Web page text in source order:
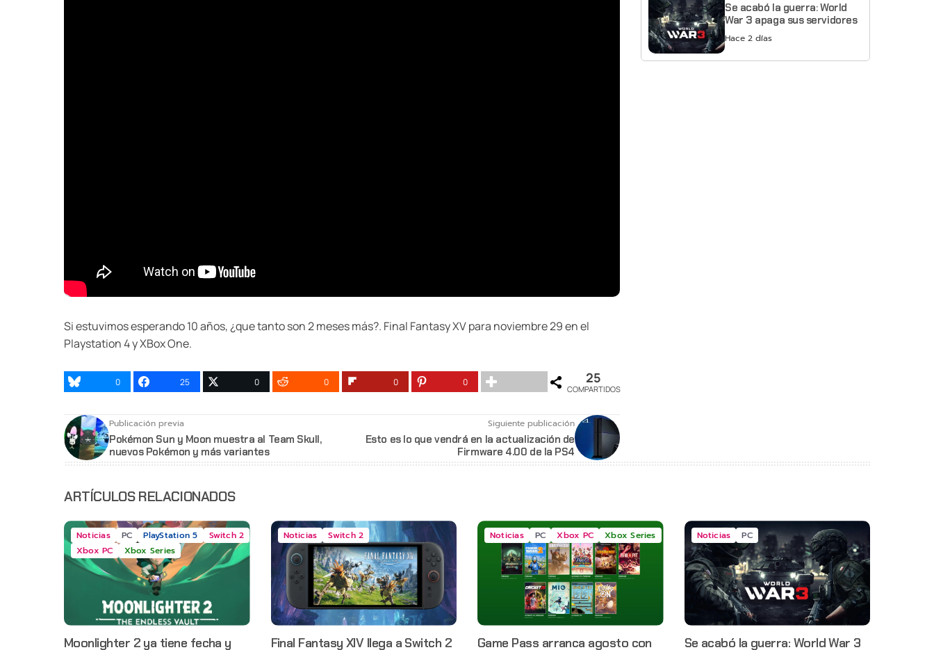
Si estuvimos esperando 10 años, ¿que tanto son 2 meses más?. Final Fantasy XV para noviembre 29 en el
Playstation 4 y XBox One.
0 25 0 0 0 0 25
COMPARTIDOS
Publicación previa
Pokémon Sun y Moon muestra al Team Skull,
nuevos Pokémon y más variantes
Siguiente publicación
Esto es lo que vendrá en la actualización de
Firmware 4.00 de la PS4
Se acabó la guerra: World
War 3 apaga sus servidores
Hace 2 días
ARTÍCULOS RELACIONADOS
Noticias PC PlayStation 5
Switch 2
Xbox PC
Xbox Series
Moonlighter 2 ya tiene fecha y
Noticias Switch 2
Final Fantasy XIV llega a Switch 2
Noticias PC Xbox PC Xbox Series
Game Pass arranca agosto con
Noticias PC
Se acabó la guerra: World War 3